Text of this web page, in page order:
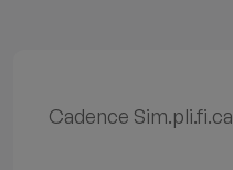
Cadence Sim.pli.fi.ca